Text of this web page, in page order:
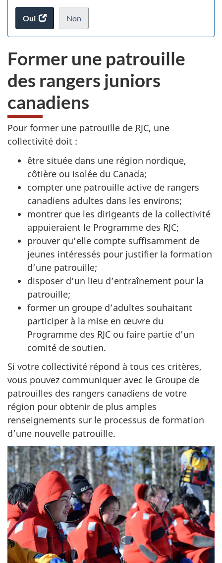
Oui
accéder
au
Non
je
pas
participer
au
sondage
du
web,
.
Former une patrouille
des rangers juniors
canadiens
Pour former une patrouille de RJC, une
collectivité doit :
être située dans une région nordique,
côtière ou isolée du Canada;
compter une patrouille active de rangers
canadiens adultes dans les environs;
montrer que les dirigeants de la collectivité
appuieraient le Programme des RJC;
prouver qu’elle compte suffisamment de
jeunes intéressés pour justifier la formation
d’une patrouille;
disposer d’un lieu d’entraînement pour la
patrouille;
former un groupe d’adultes souhaitant
participer à la mise en œuvre du
Programme des RJC ou faire partie d’un
comité de soutien.
Si votre collectivité répond à tous ces critères,
vous pouvez communiquer avec le Groupe de
patrouilles des rangers canadiens de votre
région pour obtenir de plus amples
renseignements sur le processus de formation
d’une nouvelle patrouille.